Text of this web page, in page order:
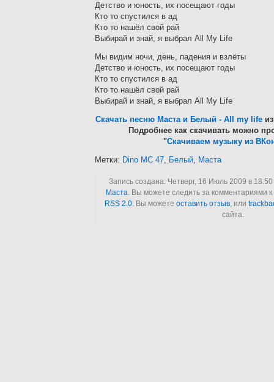
Детство и юность, их посещают годы
Кто то спустился в ад
Кто то нашёл свой рай
Выбирай и знай, я выбрал All My Life
Мы видим ночи, день, падения и взлёты
Детство и юность, их посещают годы
Кто то спустился в ад
Кто то нашёл свой рай
Выбирай и знай, я выбрал All My Life
Скачать песню Маста и Белый - All my life
Подробнее как скачивать можно
"Скачиваем музыку из
Метки: Dino MC 47, Белый, Маста
Запись создана: Четверг, 16 Июль 2009 в
Маста. Вы можете следить за комментариями к
RSS 2.0. Вы можете оставить отзыв, или
сайта.